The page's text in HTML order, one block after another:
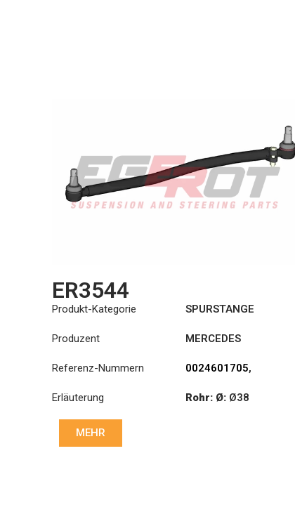
ER3544
Produkt-Kategorie SPURSTANGE
Produzent MERCEDES
Referenz-Nummern 0024601705,
0024607505,
Erläuterung Rohr: Ø: Ø38
MEHR